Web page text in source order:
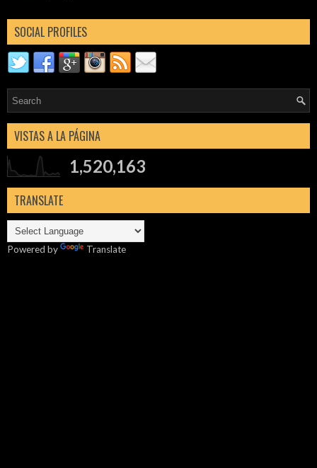
SOCIAL PROFILES
VISTAS A LA PÁGINA
1,520,163
TRANSLATE
Powered by Translate